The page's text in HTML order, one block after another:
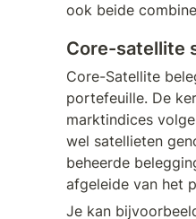
ook beide
Core-satellite
Core-Satellite
portefeuille. De
marktindices
wel satellieten
beheerde
afgeleide van het
Je kan